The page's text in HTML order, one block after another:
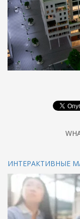
ИНТЕРАКТИВНЫЕ